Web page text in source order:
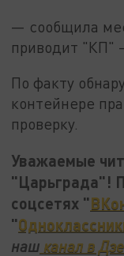
— сообщила
приводит "КП"
По факту
контейнере
проверку.
Уважаемые
"Царьграда"!
соцсетях "
"
наш канал в